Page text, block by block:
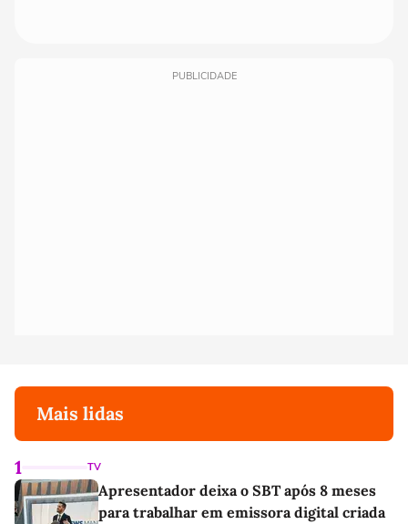
PUBLICIDADE
Mais lidas
1 TV
Apresentador deixa o SBT após 8 meses
para trabalhar em emissora digital criada